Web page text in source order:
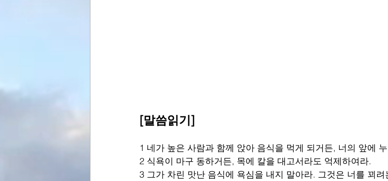
[말씀읽기]
1 네가 높은 사람과 함께 앉아 음식을 먹게 되거든, 너의 앞에
2 식욕이 마구 동하거든, 목에 칼을 대고서라도 억제하여라.
3 그가 차린 맛난 음식에 욕심을 내지 말아라. 그것은 너를 꾀려